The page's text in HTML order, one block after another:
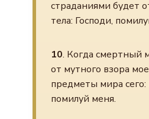
страданиями будет
тела: Господи,
10. Когда смертный
от мутного взора
предметы мира сего:
помилуй меня.